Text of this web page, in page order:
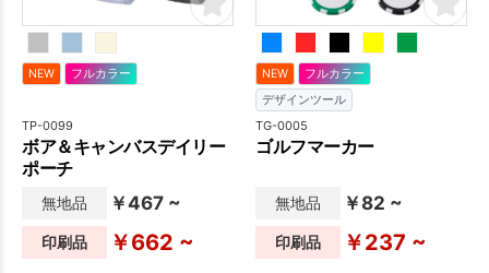
NEW フルカラー
TP-0099
ボア＆キャンバスデイリー
ポーチ
無地品 ￥467 ~
印刷品 ￥662 ~
NEW
フルカラー
デザインツール
TG-0005
ゴルフマーカー
無地品 ￥82 ~
印刷品 ￥237 ~